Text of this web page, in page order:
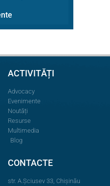
ACTIVITĂȚI
Advocacy
Evenimente
Noutăți
Resurse
Multimedia
Blog
CONTACTE
str. A.Şciusev 33, Chișinău